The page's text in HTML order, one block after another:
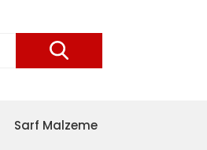
Sarf Malzeme